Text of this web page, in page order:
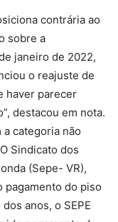
contrária ao
sobre a
janeiro de 2022,
o reajuste de
haver parecer
destacou em nota.
categoria não
Sindicato dos
(Sepe- VR),
pagamento do piso
anos, o SEPE